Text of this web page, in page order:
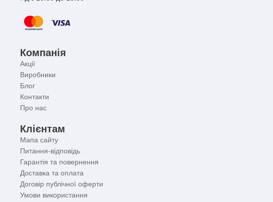
Компанія
Акції
Виробники
Блог
Контакти
Про нас
Клієнтам
Мапа сайту
Питання-відповідь
Гарантія та повернення
Доставка та оплата
Договір публічної оферти
Умови використання